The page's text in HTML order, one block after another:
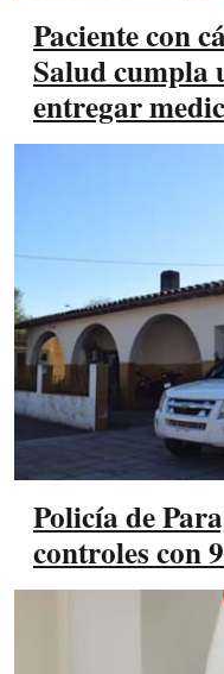
Paciente con
Salud cumpla
entregar
Policía de
controles con